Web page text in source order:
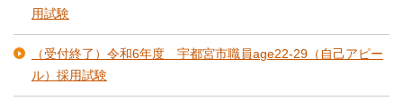
用試験
（受付終了）令和6年度 宇都宮市職員age22-29（自己アピー
ル）採用試験